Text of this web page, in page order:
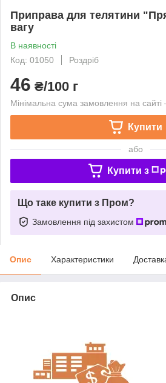
Приправа для телятини
вагу
В наявності
Код: 01050
Роздріб
46 ₴/100 г
Мінімальна сума замовлення на
Купити
або
Купити з
Що таке купити з Пром?
Замовлення під захистом
Опис Характеристики
Опис